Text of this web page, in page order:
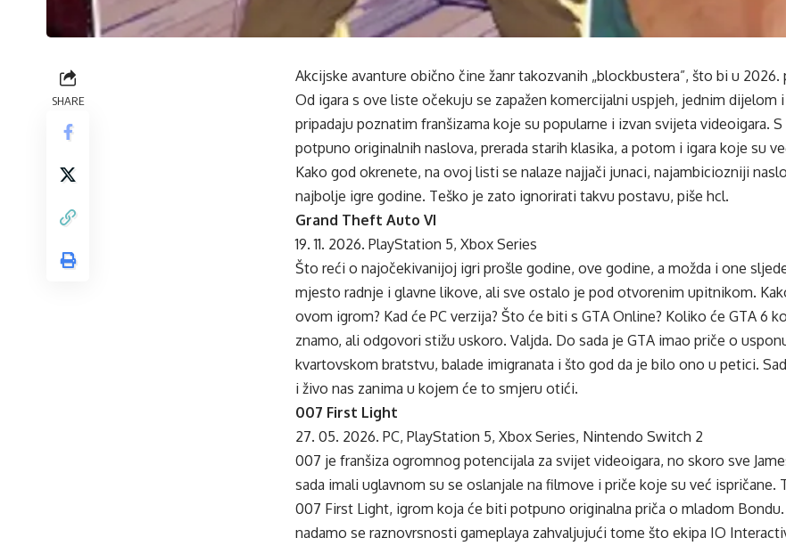
SHARE
Akcijske avanture obično čine žanr takozvanih „blockbustera”, što bi u
Od igara s ove liste očekuju se zapažen komercijalni uspjeh, jednim dijelom
pripadaju poznatim franšizama koje su popularne i izvan svijeta videoigara.
potpuno originalnih naslova, prerada starih klasika, a potom i igara koje su
Kako god okrenete, na ovoj listi se nalaze najjači junaci, najambiciozniji
najbolje igre godine. Teško je zato ignorirati takvu postavu, piše hcl.
Grand Theft Auto VI
19. 11. 2026. PlayStation 5, Xbox Series
Što reći o najočekivanijoj igri prošle godine, ove godine, a možda i one
mjesto radnje i glavne likove, ali sve ostalo je pod otvorenim upitnikom.
ovom igrom? Kad će PC verzija? Što će biti s GTA Online? Koliko će GTA 6
znamo, ali odgovori stižu uskoro. Valjda. Do sada je GTA imao priče o
kvartovskom bratstvu, balade imigranata i što god da je bilo ono u petici.
i živo nas zanima u kojem će to smjeru otići.
007 First Light
27. 05. 2026. PC, PlayStation 5, Xbox Series, Nintendo Switch 2
007 je franšiza ogromnog potencijala za svijet videoigara, no skoro sve
sada imali uglavnom su se oslanjale na filmove i priče koje su već ispričane.
007 First Light, igrom koja će biti potpuno originalna priča o mladom
nadamo se raznovrsnosti gameplaya zahvaljujući tome što ekipa IO